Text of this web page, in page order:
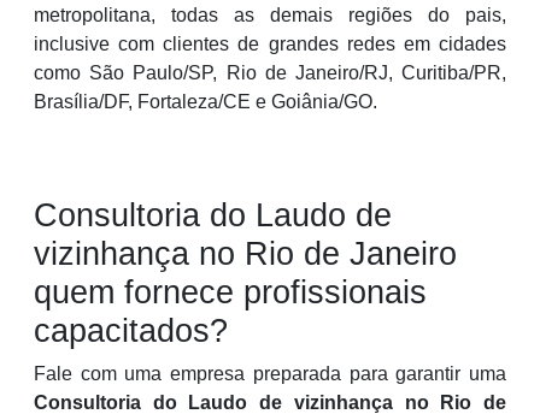
metropolitana, todas as demais regiões do pais,
inclusive com clientes de grandes redes em cidades
como São Paulo/SP, Rio de Janeiro/RJ, Curitiba/PR,
Brasília/DF, Fortaleza/CE e Goiânia/GO.
Consultoria do Laudo de
vizinhança no Rio de Janeiro
quem fornece profissionais
capacitados?
Fale com uma empresa preparada para garantir uma
Consultoria do Laudo de vizinhança no Rio de